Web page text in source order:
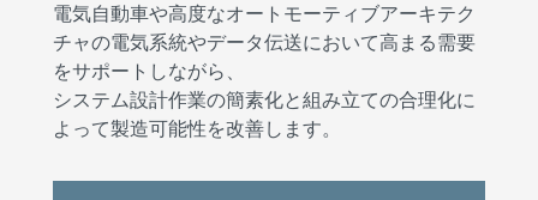
電気自動車や高度なオートモーティブアーキテク
チャの電気系統やデータ伝送において高まる需要
をサポートしながら、
システム設計作業の簡素化と組み立ての合理化に
よって製造可能性を改善します。